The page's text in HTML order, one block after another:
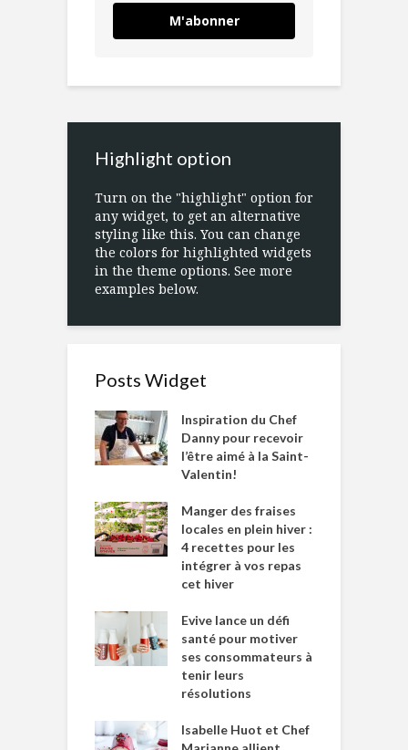
M'abonner
Highlight option
Turn on the "highlight" option for
any widget, to get an alternative
styling like this. You can change
the colors for highlighted widgets
in the theme options. See more
examples below.
Posts Widget
Inspiration du Chef
Danny pour recevoir
l’être aimé à la Saint-
Valentin!
Manger des fraises
locales en plein hiver :
4 recettes pour les
intégrer à vos repas
cet hiver
Evive lance un défi
santé pour motiver
ses consommateurs à
tenir leurs
résolutions
Isabelle Huot et Chef